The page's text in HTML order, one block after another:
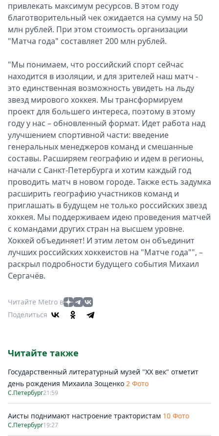
привлекать максимум ресурсов. В этом году
благотворительный чек ожидается на сумму на 50
млн рублей. При этом стоимость организации
"Матча года" составляет 200 млн рублей.
"Мы понимаем, что российский спорт сейчас
находится в изоляции, и для зрителей наш матч -
это единственная возможность увидеть на льду
звезд мирового хоккея. Мы трансформируем
проект для большего интереса, поэтому в этому
году у нас – обновленный формат. Идет работа над
улучшением спортивной части: введение
генеральных менеджеров команд и смешанные
составы. Расширяем географию и идем в регионы,
начали с Санкт-Петербурга и хотим каждый год
проводить матч в новом городе. Также есть задумка
расширить географию участников команд и
приглашать в будущем не только российских звезд
хоккея. Мы поддерживаем идею проведения матчей
с командами других стран на высшем уровне.
Хоккей объединяет! И этим летом он объединит
лучших российских хоккеистов на "Матче года"", –
раскрыл подробности будущего события Михаил
Сергачёв.
Читайте Metro в
Поделиться
Читайте также
Государственный литературный музей "ХХ век" отметит
день рождения Михаила Зощенко 2 Фото
С.Петербург21:59
Аисты поднимают настроение трактористам 10 Фото
С.Петербург19:27